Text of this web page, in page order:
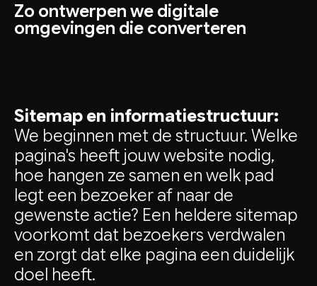
Zo ontwerpen we digitale
omgevingen die converteren
Sitemap en informatiestructuur:
We beginnen met de structuur. Welke
pagina's heeft jouw website nodig,
hoe hangen ze samen en welk pad
legt een bezoeker af naar de
gewenste actie? Een heldere sitemap
voorkomt dat bezoekers verdwalen
en zorgt dat elke pagina een duidelijk
doel heeft.